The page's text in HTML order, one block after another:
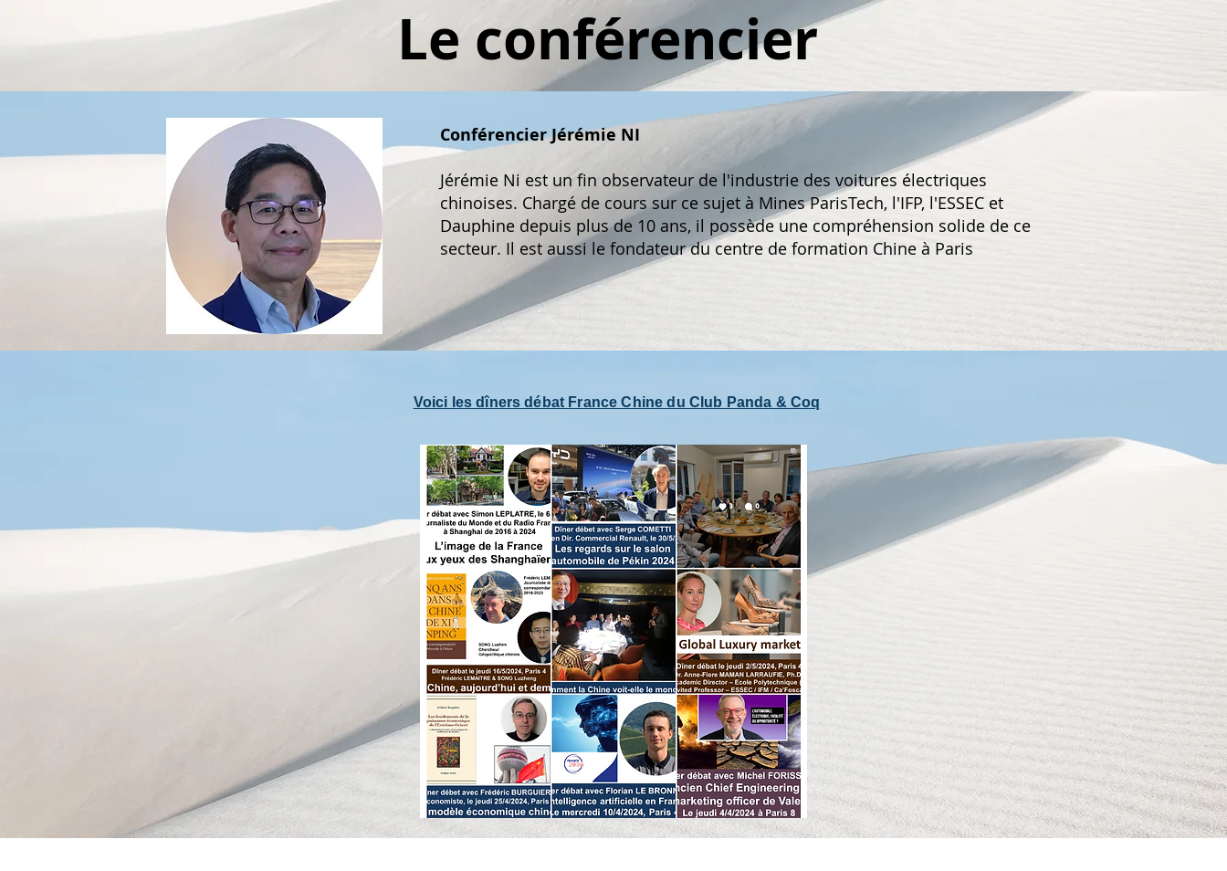
Le conférencier
Conférencier Jérémie NI
Jérémie Ni est un fin observateur de l'industrie des voitures électriques
chinoises. Chargé de cours sur ce sujet à Mines ParisTech, l'IFP, l'ESSEC et
Dauphine depuis plus de 10 ans, il possède une compréhension solide de ce
secteur. Il est aussi le fondateur du centre de formation Chine à Paris
Voici les dîners débat France Chine du Club Panda & Coq